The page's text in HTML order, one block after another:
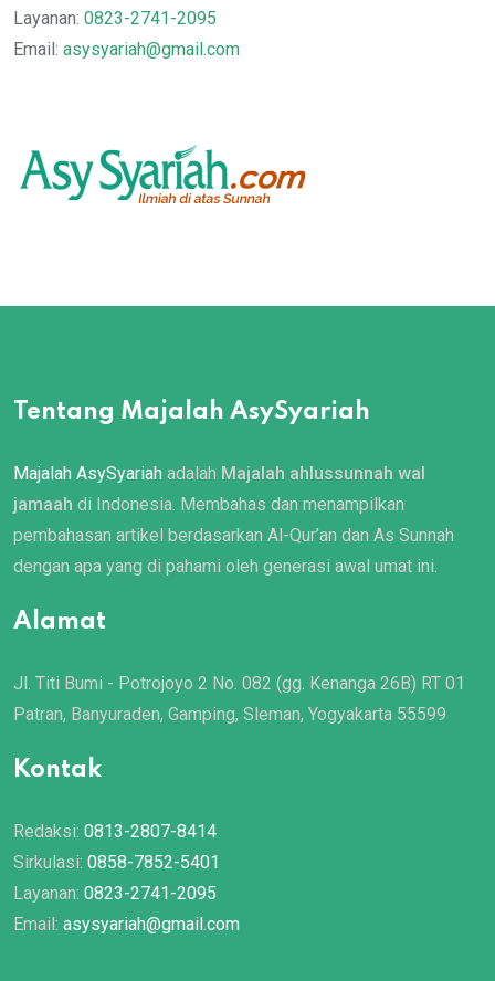
Layanan: 0823-2741-2095
Email: asysyariah@gmail.com
Tentang Majalah AsySyariah
Majalah AsySyariah adalah Majalah ahlussunnah wal
jamaah di Indonesia. Membahas dan menampilkan
pembahasan artikel berdasarkan Al-Qur’an dan As Sunnah
dengan apa yang di pahami oleh generasi awal umat ini.
Alamat
Jl. Titi Bumi - Potrojoyo 2 No. 082 (gg. Kenanga 26B) RT 01
Patran, Banyuraden, Gamping, Sleman, Yogyakarta 55599
Kontak
Redaksi: 0813-2807-8414
Sirkulasi: 0858-7852-5401
Layanan: 0823-2741-2095
Email: asysyariah@gmail.com